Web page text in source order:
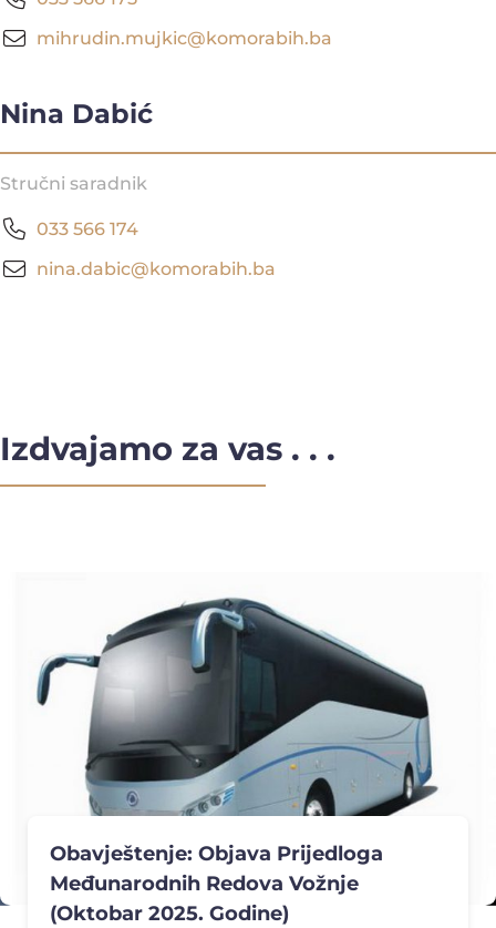
mihrudin.mujkic@komorabih.ba
Nina Dabić
Stručni saradnik
033 566 174
nina.dabic@komorabih.ba
Izdvajamo za vas . . .
Poziv Vozačima Na Programe
Početnog I Periodičnog Stručnog
Osposobljavanja Vozača U